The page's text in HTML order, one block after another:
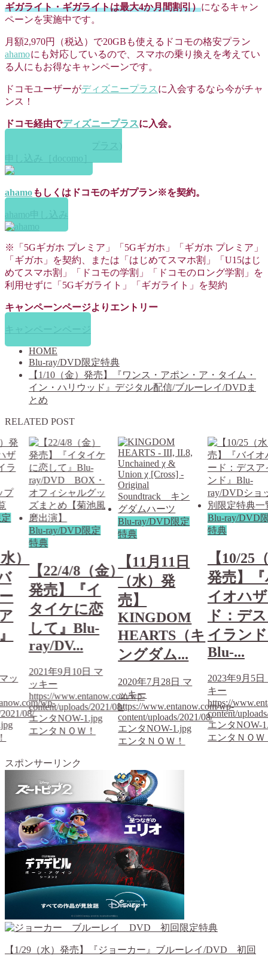
ギガライト・ギガライトは最大4か月間割引）になるキャン
ペーンを実施中です。
月額2,970円（税込）で20GBも使えるドコモの格安プラン
ahamoにも対応しているので、スマホの乗り換えを考えてい
る人にもお得なキャンペーンです。
ドコモユーザーがディズニープラス に入会するなら今がチャ
ンス！
ドコモ経由でディズニープラスに入会。
Disney+ (ディズニープラス)
申し込み［docomo］
ahamo もしくはドコモのギガプラン※を契約。
ahamo申し込み
※「5Gギガホ プレミア」「5Gギガホ」「ギガホ プレミア」
「ギガホ」を契約、または「はじめてスマホ割」「U15はじ
めてスマホ割」「ドコモの学割」「ドコモのロング学割」を
利用せずに「5Gギガライト」「ギガライト」を契約
キャンペーンページよりエントリー
キャンペーンページ
HOME
Blu-ray/DVD限定特典
【1/10（金）発売】『ワンス・アポン・ア・タイム・
イン・ハリウッド』デジタル配信/ブルーレイ/DVDま
とめ
RELATED POST
）
ッ
wp-
08/
Blu-ray/DVD限定
特典
【22/4/8（金）
発売】『イ
タイケに恋
して』Blu-
ray/DV...
2021年9月10日 マ
ッキー
https://www.entanow.com/wp-
content/uploads/2021/08/
エンタNOW-1.jpg
エンタＮＯＷ！
Blu-ray/DVD限定
特典
【11月11日
（水）発
売】
KINGDOM
HEARTS（キ
ングダム...
2020年7月28日 マ
ッキー
https://www.entanow.com/wp-
content/uploads/2021/08/
エンタNOW-1.jpg
エンタＮＯＷ！
Blu-ray/DVD
特典
【10/25
発売】
イオハ
ド：デ
イラン
Blu-...
2023年9月5日
キー
https://
content/
エンタNOW-
エンタＮＯＷ
スポンサーリンク
【1/29（水）発売】『ジョーカー』ブルーレイ/DVD 初回